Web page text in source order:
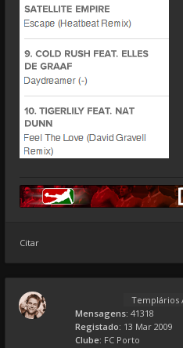
Citar
Templários
Mensagens: 41318
Registado: 13 Mar 2009
Clube: FC Porto